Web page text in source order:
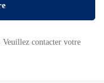
contacter votre